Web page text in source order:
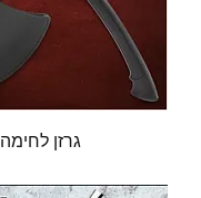
גרזן לחימה Honshu Karito